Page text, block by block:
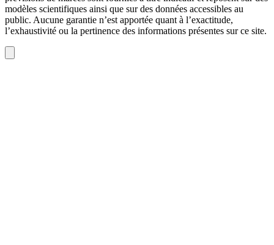
modèles scientifiques ainsi que sur des données accessibles au
public. Aucune garantie n’est apportée quant à l’exactitude,
l’exhaustivité ou la pertinence des informations présentes sur ce site.